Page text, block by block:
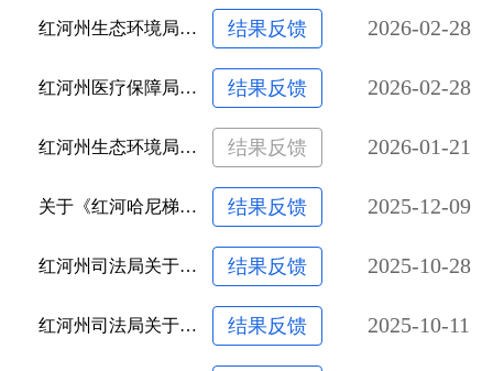
红河州生态环境局关于开展红河州2026年环境监管重点单位名录征求公众意见的公告 结果反馈 2026-02-28
红河州医疗保障局关于公开征求综合诊查类等17批医疗服务项目价格意见的公告 结果反馈 2026-02-28
红河州生态环境局关于《红河州重金属污染防治管理责任规定（试行）（征求意见稿）》公开征求意见的公告 结果反馈 2026-01-21
关于《红河哈尼梯田保护发展正负面清单》面向社会征求意见的公告 结果反馈 2025-12-09
红河州司法局关于《红河哈尼族彝族自治州城市养犬管理办法（草案）（征求意见稿）》公开征求意见的公告 结果反馈 2025-10-28
红河州司法局关于向社会公开征集立法项目建议的公告 结果反馈 2025-10-11